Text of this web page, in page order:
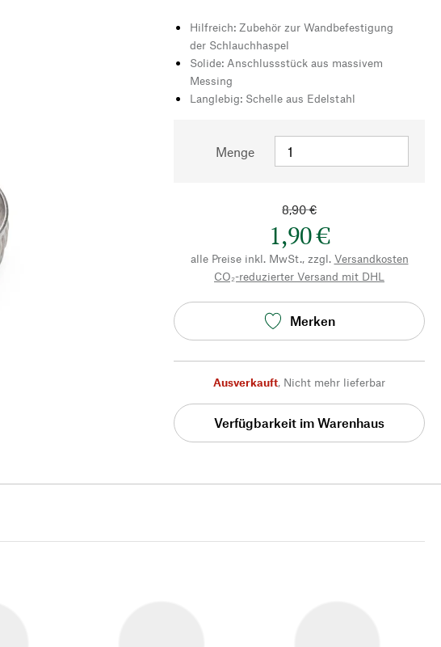
Hilfreich: Zubehör zur Wandbefestigung
der Schlauchhaspel
Solide: Anschlussstück aus massivem
Messing
Langlebig: Schelle aus Edelstahl
Menge
8,90 €
1,90 €
alle Preise inkl. MwSt., zzgl. Versandkosten
CO₂-reduzierter Versand mit DHL
Merken
Ausverkauft, Nicht mehr lieferbar
Verfügbarkeit im Warenhaus